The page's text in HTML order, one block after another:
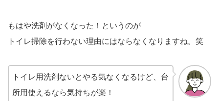
もはや洗剤がなくなった！というのが
トイレ掃除を行わない理由にはならなくなりますね。笑
トイレ用洗剤ないとやる気なくなるけど、台
所用使えるなら気持ちが楽！